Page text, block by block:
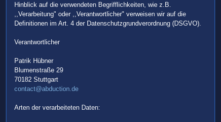
Hinblick auf die verwendeten Begrifflichkeiten, wie z.B.
,,Verarbeitung" oder ,,Verantwortlicher" verweisen wir auf die
Definitionen im Art. 4 der Datenschutzgrundverordnung (DSGVO).
Verantwortlicher
Patrik Hübner
Blumenstraße 29
70182 Stuttgart
contact@abduction.de
Arten der verarbeiteten Daten: